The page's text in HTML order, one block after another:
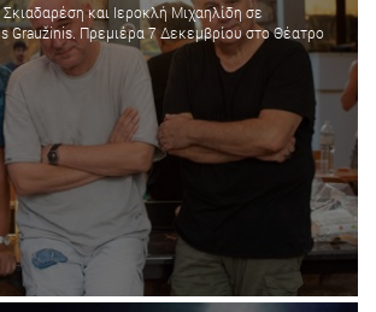
και Ιεροκλή Μιχαηλίδη σε
Graužinis. Πρεμιέρα 7 Δεκεμβρίου στο Θέατρο